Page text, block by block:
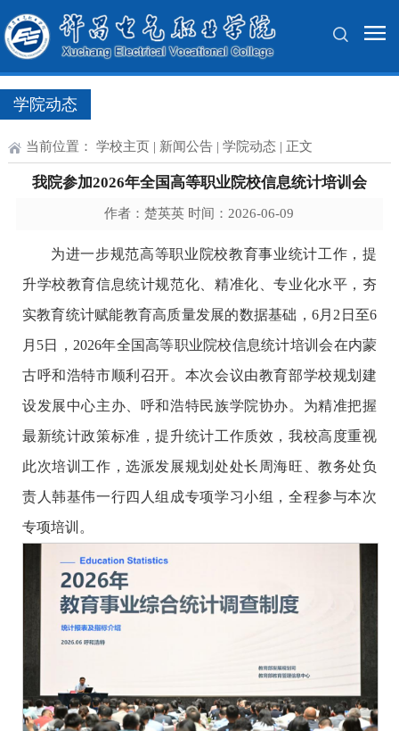
学院动态
当前位置： 学校主页| 新闻公告| 学院动态 | 正文
我院参加2026年全国高等职业院校信息统计培训会
作者：楚英英 时间：2026-06-09
为进一步规范高等职业院校教育事业统计工作，提
升学校教育信息统计规范化、精准化、专业化水平，夯
实教育统计赋能教育高质量发展的数据基础，6月2日至6
月5日，2026年全国高等职业院校信息统计培训会在内蒙
古呼和浩特市顺利召开。本次会议由教育部学校规划建
设发展中心主办、呼和浩特民族学院协办。为精准把握
最新统计政策标准，提升统计工作质效，我校高度重视
此次培训工作，选派发展规划处处长周海旺、教务处负
责人韩基伟一行四人组成专项学习小组，全程参与本次
专项培训。